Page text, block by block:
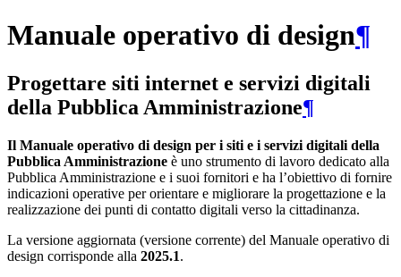
Manuale operativo di design¶
Progettare siti internet e servizi digitali
della Pubblica Amministrazione¶
Il Manuale operativo di design per i siti e i servizi digitali della
Pubblica Amministrazione è uno strumento di lavoro dedicato alla
Pubblica Amministrazione e i suoi fornitori e ha l’obiettivo di fornire
indicazioni operative per orientare e migliorare la progettazione e la
realizzazione dei punti di contatto digitali verso la cittadinanza.
La versione aggiornata (versione corrente) del Manuale operativo di
design corrisponde alla 2025.1.